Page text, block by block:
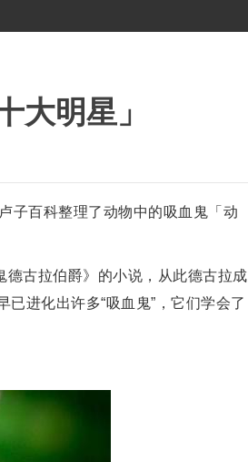
大明星」
子百科整理了动物中的吸血鬼「动
古拉伯爵》的小说，从此德古拉成
进化出许多“吸血鬼”，它们学会了